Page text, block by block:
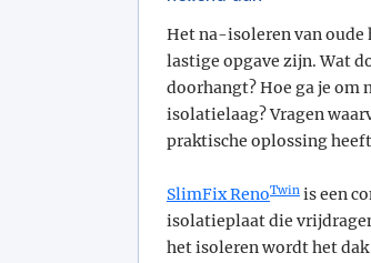
Het na-isoleren van oude
lastige opgave zijn. Wat
doorhangt? Hoe ga je om
isolatielaag? Vragen
praktische oplossing
SlimFix RenoTwin is een
isolatieplaat die
het isoleren wordt het